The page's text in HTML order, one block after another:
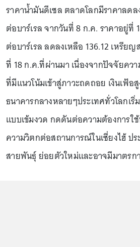
ราคาน้ำมันดีเซล ตลาดโลกมีราคาลด
ต่อบาร์เรล จากวันที่ 8 ก.ค. ราคาอยู่ที่
ต่อบาร์เรล ลดลงเหลือ 136.12 เหรีย
ที่ 18 ก.ค.ที่ผ่านมา เนื่องจากปัจจัยคว
ที่มีแนวโน้มเข้าสู่ภาวะถดถอย เงินเฟ้อ
ธนาคารกลางหลายๆประเทศทั่วโลกเริ่
แบบเข้มงวด กดดันต่อความต้องการใ
ความวิตกต่อสถานการณ์ในเซี่ยงไฮ้ ป
สายพันธุ์ ย่อยตัวใหม่และอาจมีมาตรก